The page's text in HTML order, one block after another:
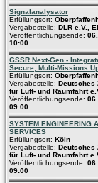
Signalanalysator
Erfüllungsort:
Vergabestelle: DLR e.V.,
Veröffentlichungsende:
10:00
GSSR Next-Gen -
Secure, Multi-Missions
Erfüllungsort:
Vergabestelle: Deutsches
für Luft- und Raumfahrt
Veröffentlichungsende:
09:00
SYSTEM ENGINEERING
SERVICES
Erfüllungsort: Köln
Vergabestelle: Deutsches
für Luft- und Raumfahrt
Veröffentlichungsende:
09:00